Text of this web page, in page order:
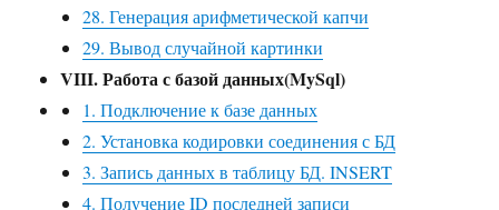
28. Генерация арифметической капчи
29. Вывод случайной картинки
VIII. Работа с базой данных(MySql)
1. Подключение к базе данных
2. Установка кодировки соединения с БД
3. Запись данных в таблицу БД. INSERT
4. Получение ID последней записи